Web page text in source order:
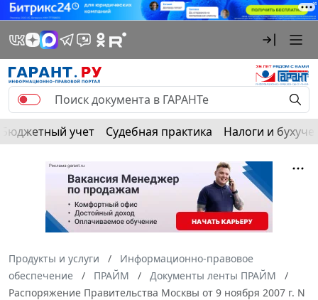
Бюджетный учет Судебная практика Налоги и
Продукты и услуги
Информационно-правовое
обеспечение
ПРАЙМ
Документы ленты ПРАЙМ
Распоряжение Правительства Москвы от 9 ноября 2007 г. N